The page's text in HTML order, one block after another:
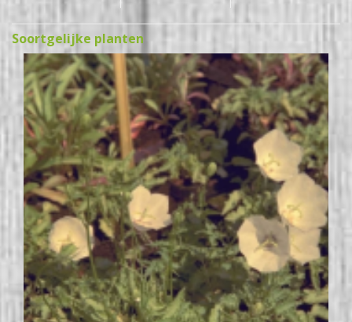
Soortgelijke planten